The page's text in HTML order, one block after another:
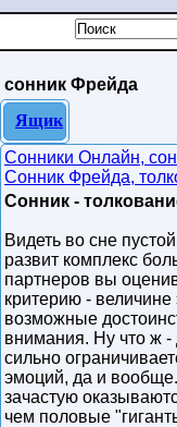
сонник Фрейда
Ящик
Сонники Онлайн,
Сонник Фрейда,
Сонник -
Видеть во сне
развит комплекс
партнеров вы
критерию - величине
возможные
внимания. Ну что ж
сильно
эмоций, да и
зачастую
чем половые